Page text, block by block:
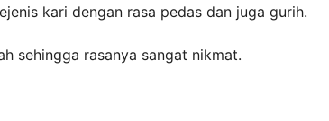
kari dengan rasa pedas dan juga gurih.
sehingga rasanya sangat nikmat.